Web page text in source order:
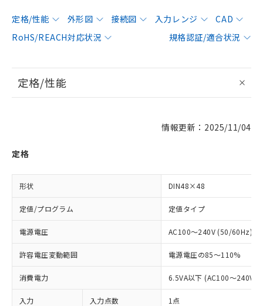
定格/性能 外形図 接続図 入力レンジ
CAD
RoHS/REACH対応状況
規格認証/適合状況
定格/性能
情報更新：2025/11/04
定格
形状 DIN48×48
定値/プログラム 定値タイプ
電源電圧 AC100～240V (50/60Hz)
許容電圧変動範囲 電源電圧の85～110%
消費電力 6.5VA以下 (AC100～240V時
入力 入力点数 1点